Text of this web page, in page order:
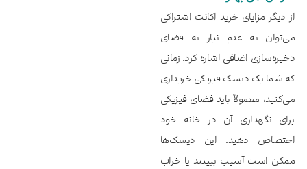
از دیگر مزایای خرید اکانت اشتراکی
می‌توان به عدم نیاز به فضای
ذخیره‌سازی اضافی اشاره کرد. زمانی
که شما یک دیسک فیزیکی خریداری
می‌کنید، معمولاً باید فضای فیزیکی
برای نگهداری آن در خانه خود
اختصاص دهید. این دیسک‌ها
ممکن است آسیب ببینند یا خراب